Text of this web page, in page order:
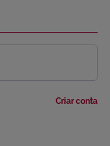
Criar conta